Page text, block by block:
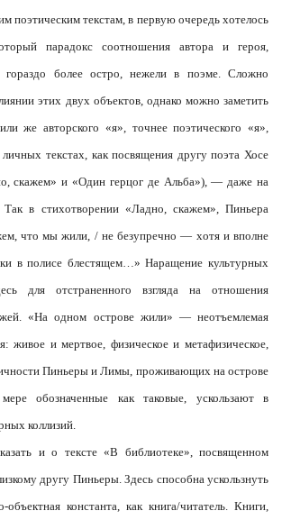
поэтическим текстам, в первую очередь хотелось
парадокс соотношения автора и героя,
гораздо более остро, нежели в поэме. Сложно
этих двух объектов, однако можно заметить
же авторского «я», точнее поэтического «я»,
текстах, как посвящения другу поэта Хосе
скажем» и «Один герцог де Альба»), — даже на
Так в стихотворении «Ладно, скажем», Пиньера
что мы жили, / не безупречно — хотя и вполне
в полисе блестящем…» Наращение культурных
для отстраненного взгляда на отношения
«На одном острове жили» — неотъемлемая
живое и мертвое, физическое и метафизическое,
Пиньеры и Лимы, проживающих на острове
обозначенные как таковые, ускользают в
коллизий.
и о тексте «В библиотеке», посвященном
другу Пиньеры. Здесь способна ускользнуть
объектная константа, как книга/читатель. Книги,